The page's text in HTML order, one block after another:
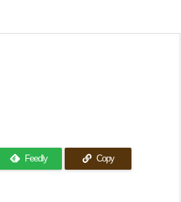
Feedly Copy